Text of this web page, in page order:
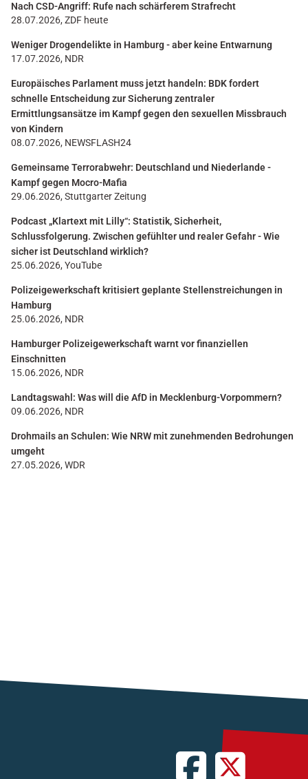
Nach CSD-Angriff: Rufe nach schärferem Strafrecht
28.07.2026, ZDF heute
Weniger Drogendelikte in Hamburg - aber keine Entwarnung
17.07.2026, NDR
Europäisches Parlament muss jetzt handeln: BDK fordert
schnelle Entscheidung zur Sicherung zentraler
Ermittlungsansätze im Kampf gegen den sexuellen Missbrauch
von Kindern
08.07.2026, NEWSFLASH24
Gemeinsame Terrorabwehr: Deutschland und Niederlande -
Kampf gegen Mocro-Mafia
29.06.2026, Stuttgarter Zeitung
Podcast „Klartext mit Lilly“: Statistik, Sicherheit,
Schlussfolgerung. Zwischen gefühlter und realer Gefahr - Wie
sicher ist Deutschland wirklich?
25.06.2026, YouTube
Polizeigewerkschaft kritisiert geplante Stellenstreichungen in
Hamburg
25.06.2026, NDR
Hamburger Polizeigewerkschaft warnt vor finanziellen
Einschnitten
15.06.2026, NDR
Landtagswahl: Was will die AfD in Mecklenburg-Vorpommern?
09.06.2026, NDR
Drohmails an Schulen: Wie NRW mit zunehmenden Bedrohungen
umgeht
27.05.2026, WDR